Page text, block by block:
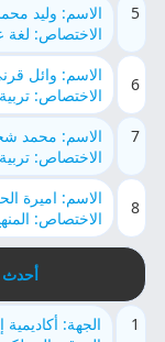
5
الاسم: وليد
الاختصاص: لغة
6
الاسم: وائل
الاختصاص:
7
الاسم: محمد
الاختصاص:
8
الاسم: اميرة
الاختصاص:
أحدث 20 وظيفة مضافة قي السعودية
1
الجهة: أكاديمية